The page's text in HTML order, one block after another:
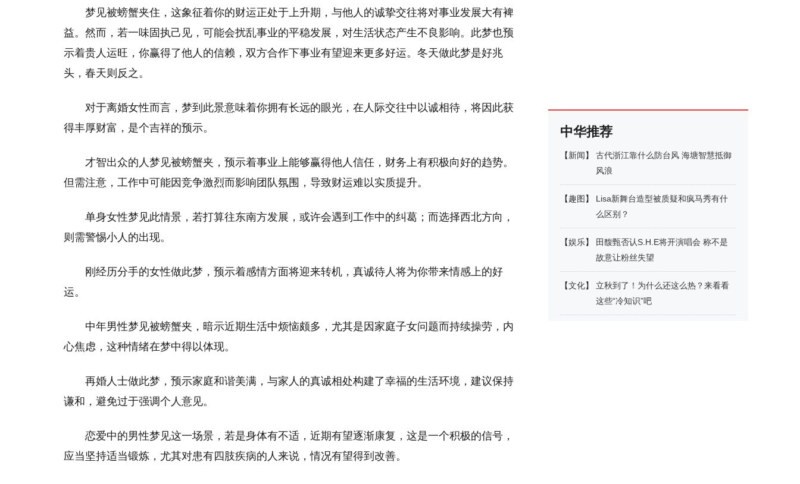
梦见被螃蟹夹住，这象征着你的财运正处于上升期，与他人的诚挚交往将对事业发展大有裨
益。然而，若一味固执己见，可能会扰乱事业的平稳发展，对生活状态产生不良影响。此梦也预
示着贵人运旺，你赢得了他人的信赖，双方合作下事业有望迎来更多好运。冬天做此梦是好兆
头，春天则反之。
对于离婚女性而言，梦到此景意味着你拥有长远的眼光，在人际交往中以诚相待，将因此获
得丰厚财富，是个吉祥的预示。
才智出众的人梦见被螃蟹夹，预示着事业上能够赢得他人信任，财务上有积极向好的趋势。
但需注意，工作中可能因竞争激烈而影响团队氛围，导致财运难以实质提升。
单身女性梦见此情景，若打算往东南方发展，或许会遇到工作中的纠葛；而选择西北方向，
则需警惕小人的出现。
刚经历分手的女性做此梦，预示着感情方面将迎来转机，真诚待人将为你带来情感上的好
运。
中年男性梦见被螃蟹夹，暗示近期生活中烦恼颇多，尤其是因家庭子女问题而持续操劳，内
心焦虑，这种情绪在梦中得以体现。
再婚人士做此梦，预示家庭和谐美满，与家人的真诚相处构建了幸福的生活环境，建议保持
谦和，避免过于强调个人意见。
恋爱中的男性梦见这一场景，若是身体有不适，近期有望逐渐康复，这是一个积极的信号，
应当坚持适当锻炼，尤其对患有四肢疾病的人来说，情况有望得到改善。
中华推荐
【新闻】
古代浙江靠什么防台风 海塘智慧抵御
风浪
【趣图 】
Lisa新舞台造型被质疑和疯马秀有什
么区别？
【娱乐】
田馥甄否认S.H.E将开演唱会 称不是
故意让粉丝失望
【文化】
立秋到了！为什么还这么热？来看看
这些“冷知识”吧